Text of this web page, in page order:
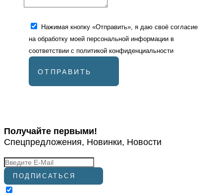
Нажимая кнопку «Отправить», я даю своё согласие
на обработку моей персональной информации в
соответствии с политикой конфиденциальности
ОТПРАВИТЬ
Получайте первыми!
Спецпредложения, Новинки, Новости
ПОДПИСАТЬСЯ